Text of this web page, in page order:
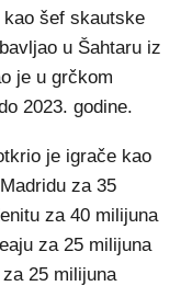
kao šef skautske
u Šahtaru iz
je u grčkom
2023. godine.
je igrače kao
za 35
za 40 milijuna
za 25 milijuna
25 milijuna